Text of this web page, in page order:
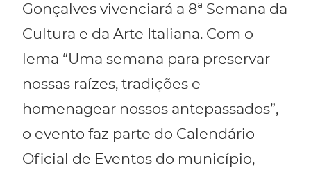
Gonçalves vivenciará a 8ª Semana da
Cultura e da Arte Italiana. Com o
lema “Uma semana para preservar
nossas raízes, tradições e
homenagear nossos antepassados”,
o evento faz parte do Calendário
Oficial de Eventos do município,